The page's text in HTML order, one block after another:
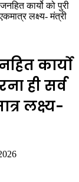
कार्यो को पुरी
लक्ष्य- मंत्री
कार्यो
ही सर्व
लक्ष्य-